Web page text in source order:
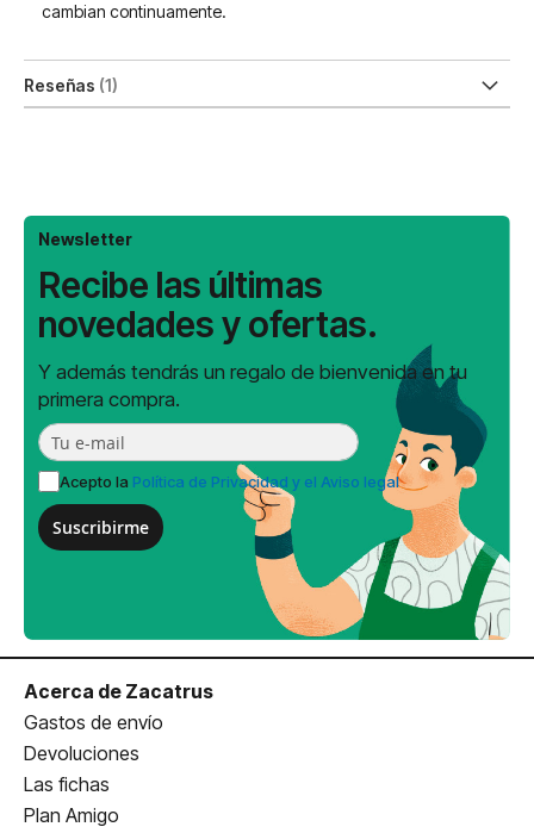
cambian continuamente.
Reseñas 1
Newsletter
Recibe las últimas
novedades y ofertas.
Y además tendrás un regalo de bienvenida en tu
primera compra.
Acepto la Política de Privacidad y el Aviso legal
Suscribirme
Acerca de Zacatrus
Gastos de envío
Devoluciones
Las fichas
Plan Amigo